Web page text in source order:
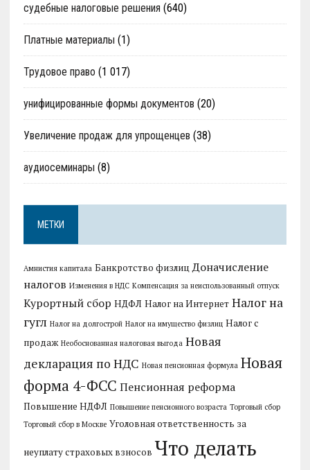
судебные налоговые решения (640)
Платные материалы (1)
Трудовое право (1 017)
унифицированные формы документов (20)
Увеличение продаж для упрощенцев (38)
аудиосеминары (8)
МЕТКИ
Амнистия капитала Банкротство физлиц Доначисление
налогов Изменения в НДС Компенсация за неиспользованный отпуск
Курортный сбор НДФЛ Налог на Интернет Налог на
гугл Налог на долгострой Налог на имущество физлиц Налог с
продаж Необоснованная налоговая выгода Новая
декларация по НДС Новая пенсионная формула Новая
форма 4-ФСС Пенсионная реформа
Повышение НДФЛ Повышение пенсионного возраста Торговый сбор
Торговый сбор в Москве Уголовная ответственность за
неуплату страховых взносов Что делать